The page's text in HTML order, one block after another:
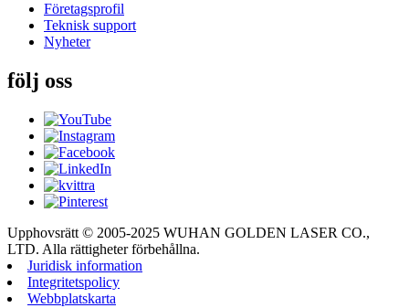
Företagsprofil
Teknisk support
Nyheter
följ oss
Upphovsrätt © 2005-2025 WUHAN GOLDEN LASER CO.,
LTD. Alla rättigheter förbehållna.
Juridisk information
Integritetspolicy
Webbplatskarta